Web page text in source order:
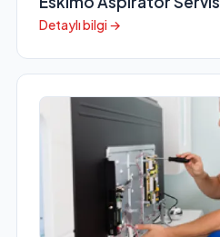
Detaylı bilgi →